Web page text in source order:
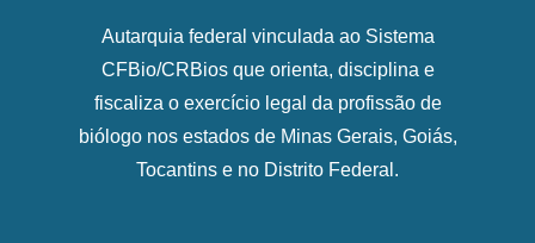
Autarquia federal vinculada ao Sistema
CFBio/CRBios que orienta, disciplina e
fiscaliza o exercício legal da profissão de
biólogo nos estados de Minas Gerais, Goiás,
Tocantins e no Distrito Federal.